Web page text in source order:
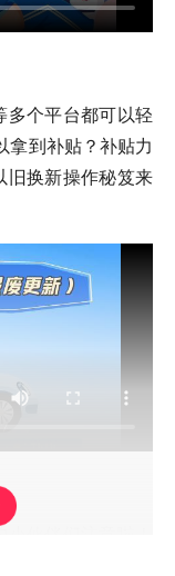
多个平台都可以轻
拿到补贴？补贴力
旧换新操作秘笈来
伙伴们注意啦！